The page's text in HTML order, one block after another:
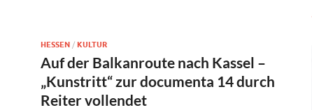
HESSEN / KULTUR
Auf der Balkanroute nach Kassel –
„Kunstritt“ zur documenta 14 durch
Reiter vollendet